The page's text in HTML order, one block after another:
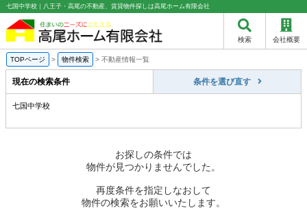
七国中学校｜八王子・高尾の不動産、賃貸物件探しは高尾ホーム有限会社
検索 会社概要
TOPページ > 物件検索 > 不動産情報一覧
現在の検索条件 条件を選び直す
七国中学校
お探しの条件では
物件が見つかりませんでした。
再度条件を指定しなおして
物件の検索をお願いいたします。